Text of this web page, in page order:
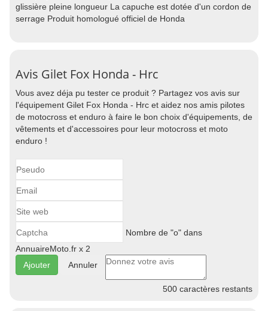
glissière pleine longueur La capuche est dotée d'un cordon de
serrage Produit homologué officiel de Honda
Avis Gilet Fox Honda - Hrc
Vous avez déja pu tester ce produit ? Partagez vos avis sur
l'équipement Gilet Fox Honda - Hrc et aidez nos amis pilotes
de motocross et enduro à faire le bon choix d'équipements, de
vêtements et d'accessoires pour leur motocross et moto
enduro !
Nombre de "o" dans
AnnuaireMoto.fr x 2
Annuler
500 caractères restants